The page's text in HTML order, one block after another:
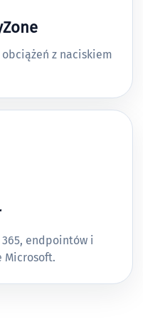
z naciskiem
endpointów i
Microsoft.